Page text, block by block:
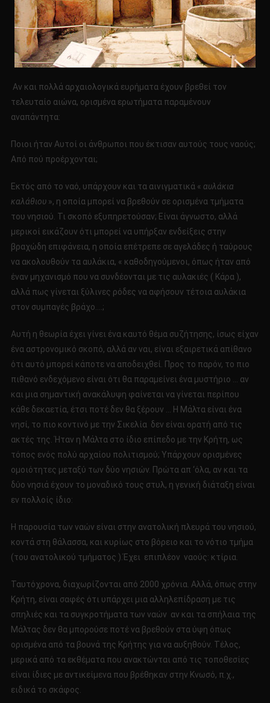
Αν και πολλά αρχαιολογικά ευρήματα έχουν βρεθεί τον
τελευταίο αιώνα, ορισμένα ερωτήματα παραμένουν
αναπάντητα:
Ποιοι ήταν Αυτοί οι άνθρωποι που έκτισαν αυτούς τους ναούς;
Από πού προέρχονται;
Εκτός από το ναό, υπάρχουν και τα αινιγματικά « αυλάκια
καλάθιου », η οποία μπορεί να βρεθούν σε ορισμένα τμήματα
του νησιού. Τι σκοπό εξυπηρετούσαν; Είναι άγνωστο, αλλά
μερικοί εικάζουν ότι μπορεί να υπήρξαν ενδείξεις στην
βραχώδη επιφάνεια, η οποία επέτρεπε σε αγελάδες ή ταύρους
να ακολουθούν τα αυλάκια, « καθοδηγούμενοι, όπως ήταν από
έναν μηχανισμό που να συνδέονται με τις αυλακιές ( Κάρα ),
αλλά πως γίνεται ξύλινες ρόδες να αφήσουν τέτοια αυλάκια
στον συμπαγές βράχο….;
Αυτή η θεωρία έχει γίνει ένα καυτό θέμα συζήτησης, ίσως είχαν
ένα αστρονομικό σκοπό, αλλά αν ναι, είναι εξαιρετικά απίθανο
ότι αυτό μπορεί κάποτε να αποδειχθεί. Προς το παρόν, το πιο
πιθανό ενδεχόμενο είναι ότι θα παραμείνει ένα μυστήριο … αν
και μια σημαντική ανακάλυψη φαίνεται να γίνεται περίπου
κάθε δεκαετία, έτσι ποτέ δεν θα ξέρουν … Η Μάλτα είναι ένα
νησί, το πιο κοντινό με την Σικελία δεν είναι ορατή από τις
ακτές της. Ήταν η Μάλτα στο ίδιο επίπεδο με την Κρήτη, ως
τόπος ενός πολύ αρχαίου πολιτισμού; Υπάρχουν ορισμένες
ομοιότητες μεταξύ των δύο νησιών. Πρώτα απ ‘όλα, αν και τα
δύο νησιά έχουν το μοναδικό τους στυλ, η γενική διάταξη είναι
εν πολλοίς ίδιο:
Η παρουσία των ναών είναι στην ανατολική πλευρά του νησιού,
κοντά στη θάλασσα, και κυρίως στο βόρειο και το νότιο τμήμα
(του ανατολικού τμήματος ).Έχει επιπλέον ναούς: κτίρια.
Ταυτόχρονα, διαχωρίζονται από 2000 χρόνια. Αλλά, όπως στην
Κρήτη, είναι σαφές ότι υπάρχει μια αλληλεπίδραση με τις
σπηλιές και τα συγκροτήματα των ναών αν και τα σπήλαια της
Μάλτας δεν θα μπορούσε ποτέ να βρεθούν στα ύψη όπως
ορισμένα από τα βουνά της Κρήτης για να αυξηθούν. Τέλος,
μερικά από τα εκθέματα που ανακτώνται από τις τοποθεσίες
είναι ίδιες με αντικείμενα που βρέθηκαν στην Κνωσό, π.χ.,
ειδικά το σκάφος.